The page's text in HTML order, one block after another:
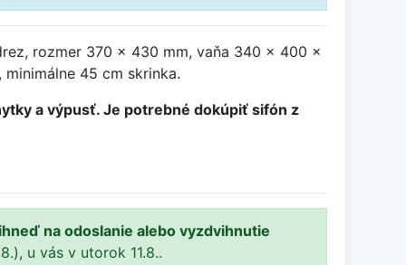
rozmer 370 x 430 mm, vaňa 340 x 400 x
45 cm skrinka.
a výpusť. Je potrebné dokúpiť sifón z
na odoslanie alebo vyzdvihnutie
u vás v utorok 11.8..